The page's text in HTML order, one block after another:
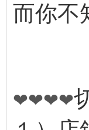
而你不
❤❤❤❤